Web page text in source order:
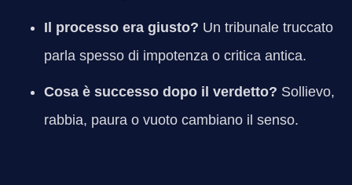
Il processo era giusto? Un tribunale truccato
parla spesso di impotenza o critica antica.
Cosa è successo dopo il verdetto? Sollievo,
rabbia, paura o vuoto cambiano il senso.